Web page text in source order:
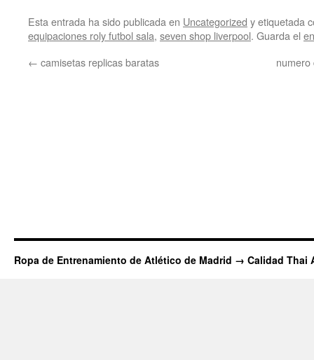
Esta entrada ha sido publicada en Uncategorized y etiquetada
equipaciones roly futbol sala, seven shop liverpool. Guarda el
← camisetas replicas baratas
Ropa de Entrenamiento de Atlético de Madrid → Calidad Thai